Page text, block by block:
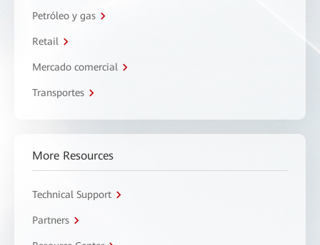
Petróleo y gas
Retail
Mercado comercial
Transportes
More Resources
Technical Support
Partners